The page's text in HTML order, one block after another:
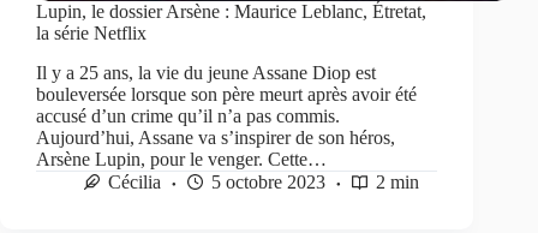
Lupin, le dossier Arsène : Maurice Leblanc, Étretat,
la série Netflix
Il y a 25 ans, la vie du jeune Assane Diop est
bouleversée lorsque son père meurt après avoir été
accusé d’un crime qu’il n’a pas commis.
Aujourd’hui, Assane va s’inspirer de son héros,
Arsène Lupin, pour le venger. Cette…
Cécilia
5 octobre 2023 2 min